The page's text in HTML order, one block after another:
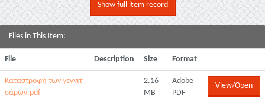
Show full item record
Files in This Item:
File Description Size Format
Καταστροφή των γεννιτ
σάρων.pdf
2.16
MB
Adobe
PDF
View/Open